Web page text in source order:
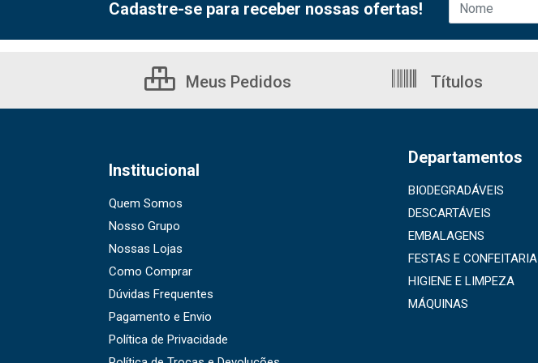
Cadastre-se para receber nossas ofertas!
Meus Pedidos Títulos
Institucional
Quem Somos
Nosso Grupo
Nossas Lojas
Como Comprar
Dúvidas Frequentes
Pagamento e Envio
Política de Privacidade
Departamentos
BIODEGRADÁVEIS
DESCARTÁVEIS
EMBALAGENS
FESTAS E CONFEITARIA
HIGIENE E LIMPEZA
MÁQUINAS